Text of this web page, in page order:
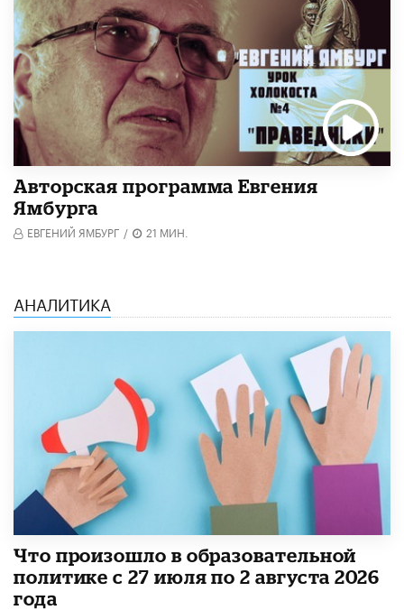
Авторская программа Евгения
Ямбурга
ЕВГЕНИЙ ЯМБУРГ / 21 МИН.
АНАЛИТИКА
​Что произошло в образовательной
политике с 27 июля по 2 августа 2026
года